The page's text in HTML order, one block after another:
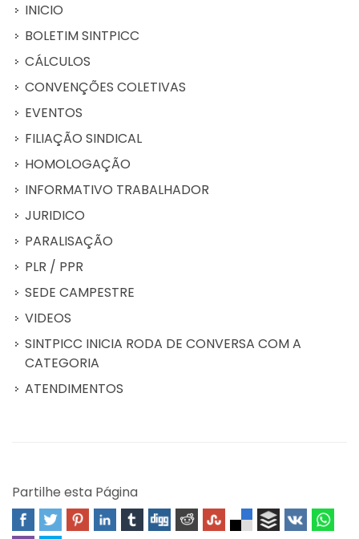
INICIO
BOLETIM SINTPICC
CÁLCULOS
CONVENÇÕES COLETIVAS
EVENTOS
FILIAÇÃO SINDICAL
HOMOLOGAÇÃO
INFORMATIVO TRABALHADOR
JURIDICO
PARALISAÇÃO
PLR / PPR
SEDE CAMPESTRE
VIDEOS
SINTPICC INICIA RODA DE CONVERSA COM A
CATEGORIA
ATENDIMENTOS
Partilhe esta Página